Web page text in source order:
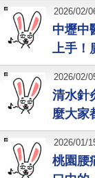
中壢中
上手！
2026/02/
清水針
麼大家
2026/02/
桃園腰
2026/01/